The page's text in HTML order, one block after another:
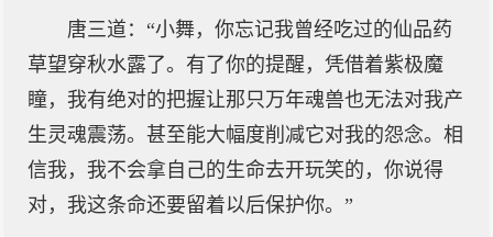
唐三道：“小舞，你忘记我曾经吃过的仙品药
草望穿秋水露了。有了你的提醒，凭借着紫极魔
瞳，我有绝对的把握让那只万年魂兽也无法对我产
生灵魂震荡。甚至能大幅度削减它对我的怨念。相
信我，我不会拿自己的生命去开玩笑的，你说得
对，我这条命还要留着以后保护你。”